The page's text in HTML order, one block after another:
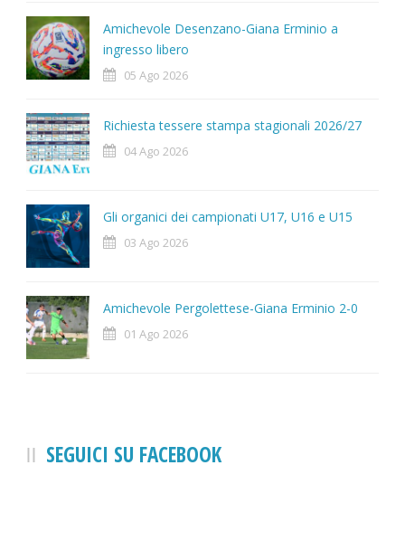
Amichevole Desenzano-Giana Erminio a
ingresso libero
05 Ago 2026
Richiesta tessere stampa stagionali 2026/27
04 Ago 2026
Gli organici dei campionati U17, U16 e U15
03 Ago 2026
Amichevole Pergolettese-Giana Erminio 2-0
01 Ago 2026
SEGUICI SU FACEBOOK